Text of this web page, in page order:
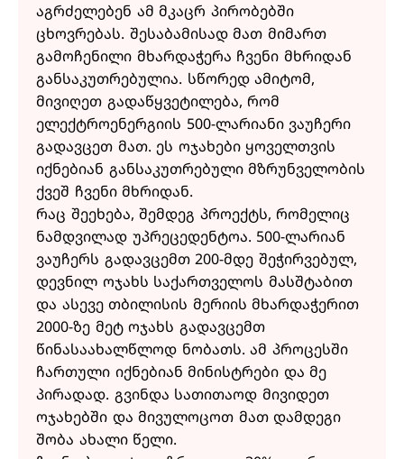
აგრძელებენ ამ მკაცრ პირობებში
ცხოვრებას. შესაბამისად მათ მიმართ
გამოჩენილი მხარდაჭერა ჩვენი მხრიდან
განსაკუთრებულია. სწორედ ამიტომ,
მივიღეთ გადაწყვეტილება, რომ
ელექტროენერგიის 500-ლარიანი ვაუჩერი
გადავცეთ მათ. ეს ოჯახები ყოველთვის
იქნებიან განსაკუთრებული მზრუნველობის
ქვეშ ჩვენი მხრიდან.
რაც შეეხება, შემდეგ პროექტს, რომელიც
ნამდვილად უპრეცედენტოა. 500-ლარიან
ვაუჩერს გადავცემთ 200-მდე შეჭირვებულ,
დევნილ ოჯახს საქართველოს მასშტაბით
და ასევე თბილისის მერიის მხარდაჭერით
2000-ზე მეტ ოჯახს გადავცემთ
წინასაახალწლოდ ნობათს. ამ პროცესში
ჩართული იქნებიან მინისტრები და მე
პირადად. გვინდა სათითაოდ მივიდეთ
ოჯახებში და მივულოცოთ მათ დამდეგი
შობა ახალი წელი.